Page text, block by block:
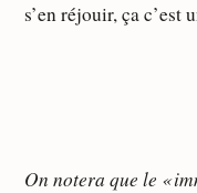
s’en réjouir, ça c’est
On notera que le «